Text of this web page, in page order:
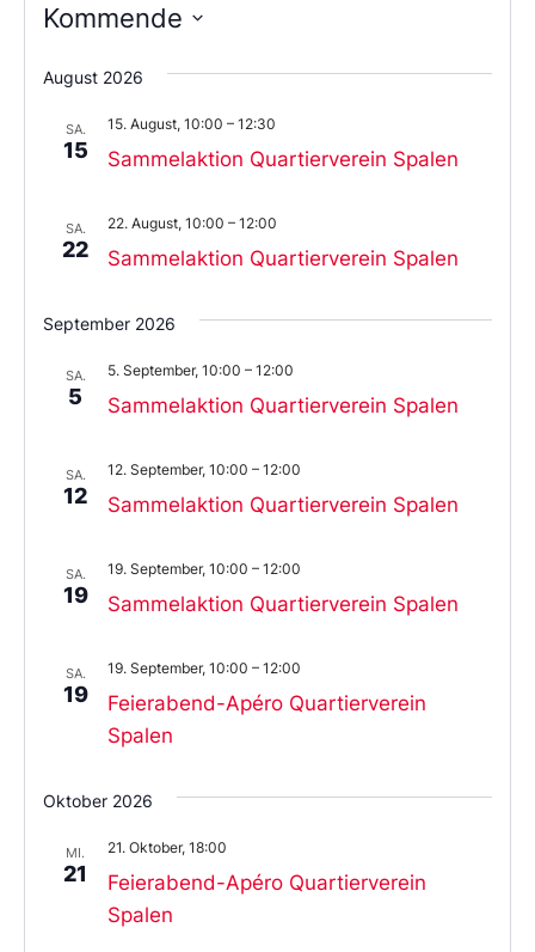
Kommende
Sie
das
aus.
August 2026
SA.
15 Sammelaktion Quartierverein Spalen
15. August, 10:00 – 12:30
SA.
22 Sammelaktion Quartierverein Spalen
22. August, 10:00 – 12:00
September 2026
SA.
5 Sammelaktion Quartierverein Spalen
5. September, 10:00 – 12:00
SA.
12 Sammelaktion Quartierverein Spalen
12. September, 10:00 – 12:00
SA.
19 Sammelaktion Quartierverein Spalen
19. September, 10:00 – 12:00
SA.
19
Feierabend-Apéro Quartierverein
Spalen
19. September, 10:00 – 12:00
Oktober 2026
MI.
21
Feierabend-Apéro Quartierverein
Spalen
21. Oktober, 18:00